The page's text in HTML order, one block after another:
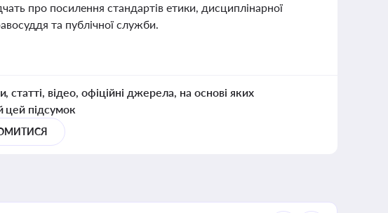
про посилення стандартів етики, дисциплінарної
та публічної служби.
відео, офіційні джерела, на основі яких
цей підсумок